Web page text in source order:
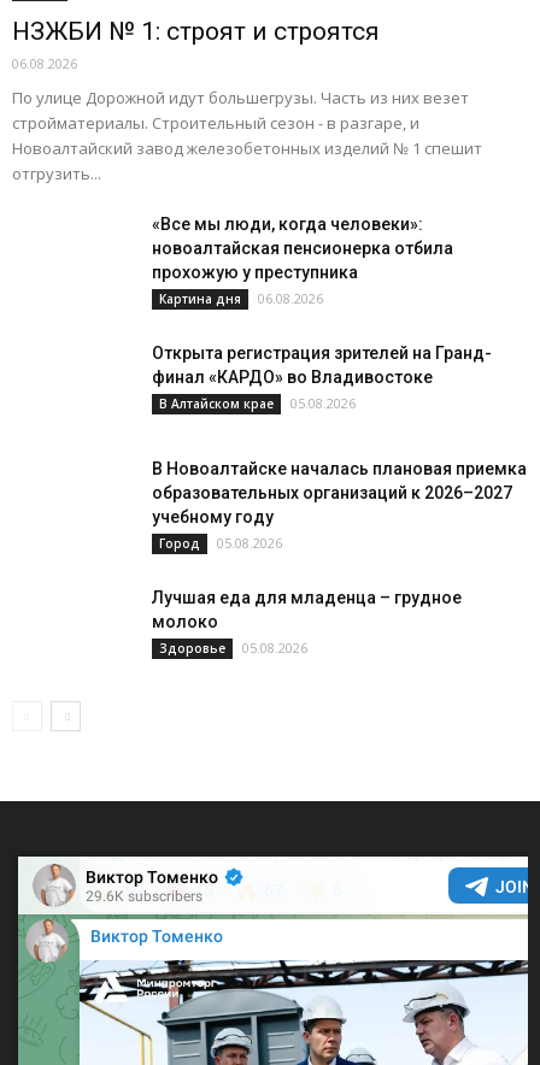
НЗЖБИ № 1: строят и строятся
06.08.2026
По улице Дорожной идут большегрузы. Часть из них везет
стройматериалы. Строительный сезон - в разгаре, и
Новоалтайский завод железобетонных изделий № 1 спешит
отгрузить...
«Все мы люди, когда человеки»:
новоалтайская пенсионерка отбила
прохожую у преступника
Картина дня 06.08.2026
Открыта регистрация зрителей на Гранд-
финал «КАРДО» во Владивостоке
В Алтайском крае 05.08.2026
В Новоалтайске началась плановая приемка
образовательных организаций к 2026–2027
учебному году
Город 05.08.2026
Лучшая еда для младенца – грудное
молоко
Здоровье 05.08.2026